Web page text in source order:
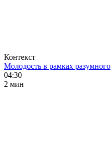
Контекст
Молодость в рамках разумного
04:30
2 мин